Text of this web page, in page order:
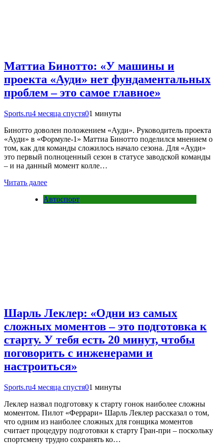
Маттиа Бинотто: «У машины и
проекта «Ауди» нет фундаментальных
проблем – это самое главное»
Sports.ru4 месяца спустя01 минуты
Бинотто доволен положением «Ауди». Руководитель проекта
«Ауди» в «Формуле-1» Маттиа Бинотто поделился мнением о
том, как для команды сложилось начало сезона. Для «Ауди»
это первый полноценный сезон в статусе заводской команды
– и на данный момент колле…
Читать далее
Автоспорт
Шарль Леклер: «Одни из самых
сложных моментов – это подготовка к
старту. У тебя есть 20 минут, чтобы
поговорить с инженерами и
настроиться»
Sports.ru4 месяца спустя01 минуты
Леклер назвал подготовку к старту гонок наиболее сложны
моментом. Пилот «Феррари» Шарль Леклер рассказал о том,
что одним из наиболее сложных для гонщика моментов
считает процедуру подготовки к старту Гран-при – поскольку
спортсмену трудно сохранять ко…